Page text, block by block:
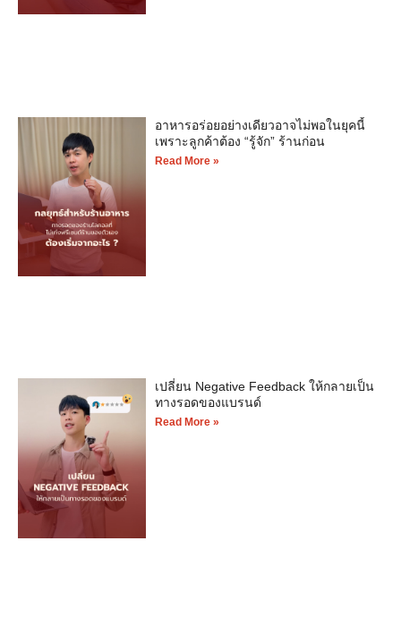
อาหารอร่อยอย่างเดียวอาจไม่พอในยุคนี้
เพราะลูกค้าต้อง “รู้จัก” ร้านก่อน
Read More »
เปลี่ยน Negative Feedback ให้กลายเป็น
ทางรอดของแบรนด์
Read More »